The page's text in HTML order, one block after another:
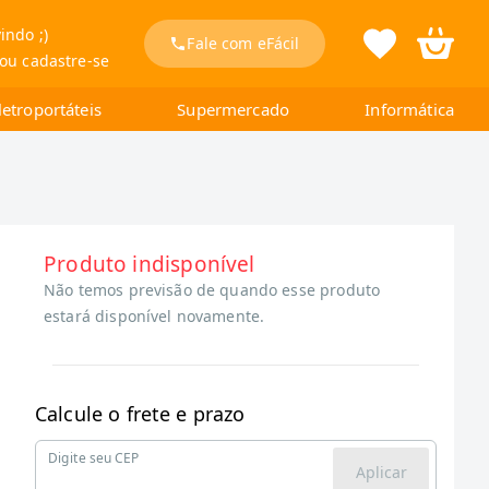
;)
cadastre-se
Fale com eFácil
Supermercado Informática
Produto indisponível
Não temos previsão de quando esse produto
estará disponível novamente.
Calcule o frete e prazo
Digite seu CEP
Aplicar